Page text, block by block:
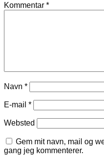
Kommentar *
Navn *
E-mail *
Websted
Gem mit navn, mail og
gang jeg kommenterer.